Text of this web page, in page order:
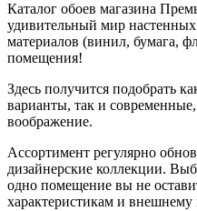
Каталог обоев магазина
удивительный мир
материалов (винил, бумага,
помещения!
Здесь получится подобрать
варианты, так и
воображение.
Ассортимент регулярно
дизайнерские коллекции.
одно помещение вы не
характеристикам и